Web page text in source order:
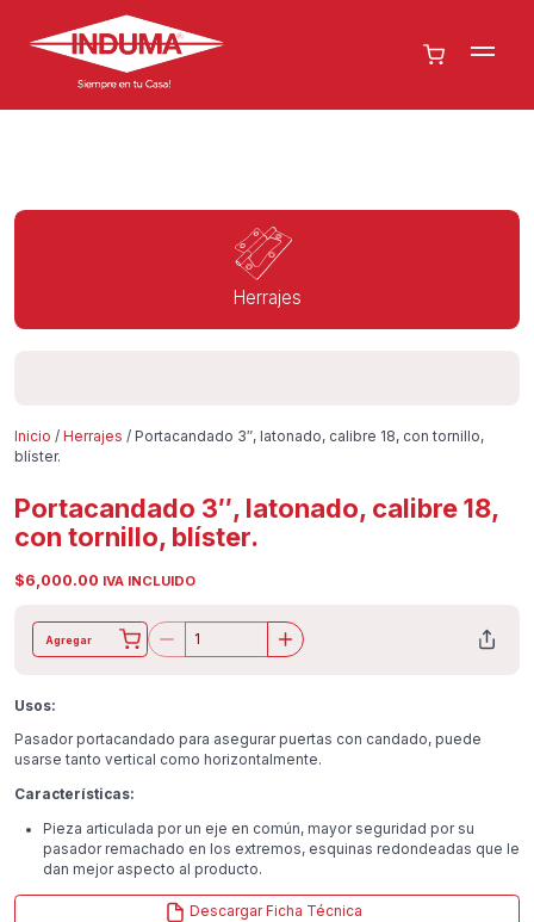
Herrajes
Inicio / Herrajes / Portacandado 3″, latonado, calibre 18, con tornillo,
blíster.
Portacandado 3″, latonado, calibre 18,
con tornillo, blíster.
$6,000.00 IVA INCLUIDO
Agregar
Usos:
Pasador portacandado para asegurar puertas con candado, puede
usarse tanto vertical como horizontalmente.
Características:
Pieza articulada por un eje en común, mayor seguridad por su
pasador remachado en los extremos, esquinas redondeadas que le
dan mejor aspecto al producto.
Descargar Ficha Técnica